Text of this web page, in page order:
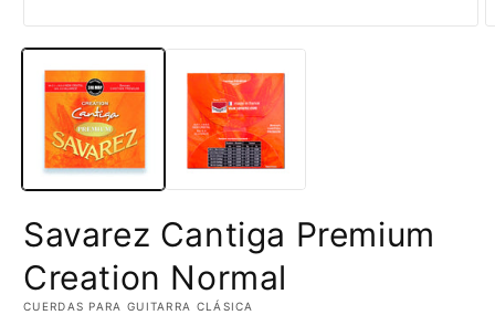
Abrir
elemento
ventana
modal
Savarez Cantiga Premium
Creation Normal
CUERDAS PARA GUITARRA CLÁSICA